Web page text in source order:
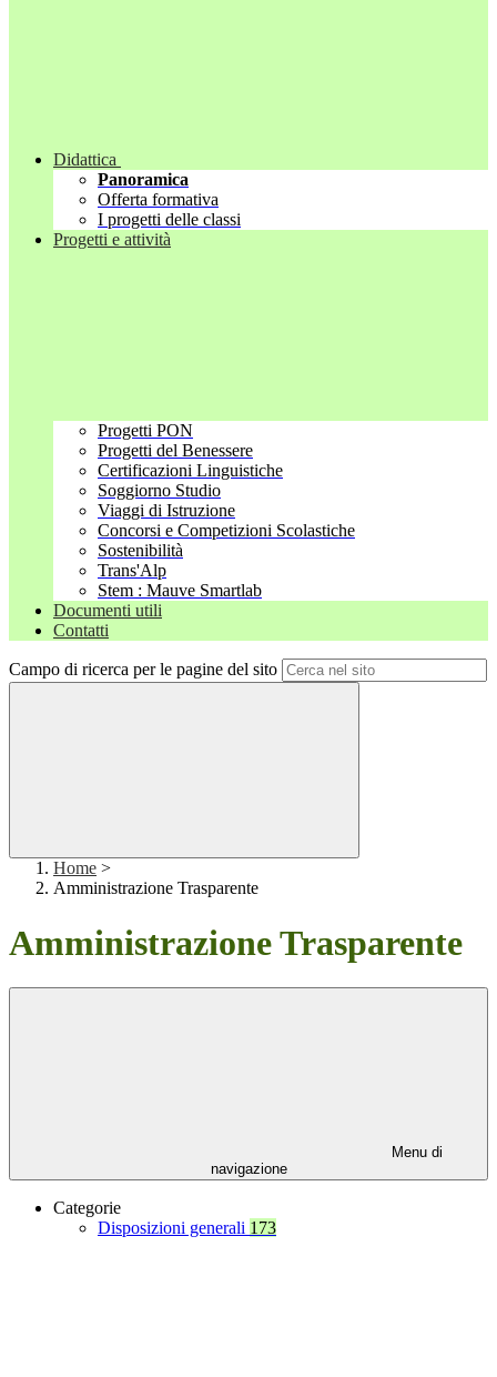
Didattica
Panoramica
Offerta formativa
I progetti delle classi
Progetti e attività
Progetti PON
Progetti del Benessere
Certificazioni Linguistiche
Soggiorno Studio
Viaggi di Istruzione
Concorsi e Competizioni Scolastiche
Sostenibilità
Trans'Alp
Stem : Mauve Smartlab
Documenti utili
Contatti
Campo di ricerca per le pagine del sito
Home >
Amministrazione Trasparente
Amministrazione Trasparente
Menu di
navigazione
Categorie
Disposizioni generali 173